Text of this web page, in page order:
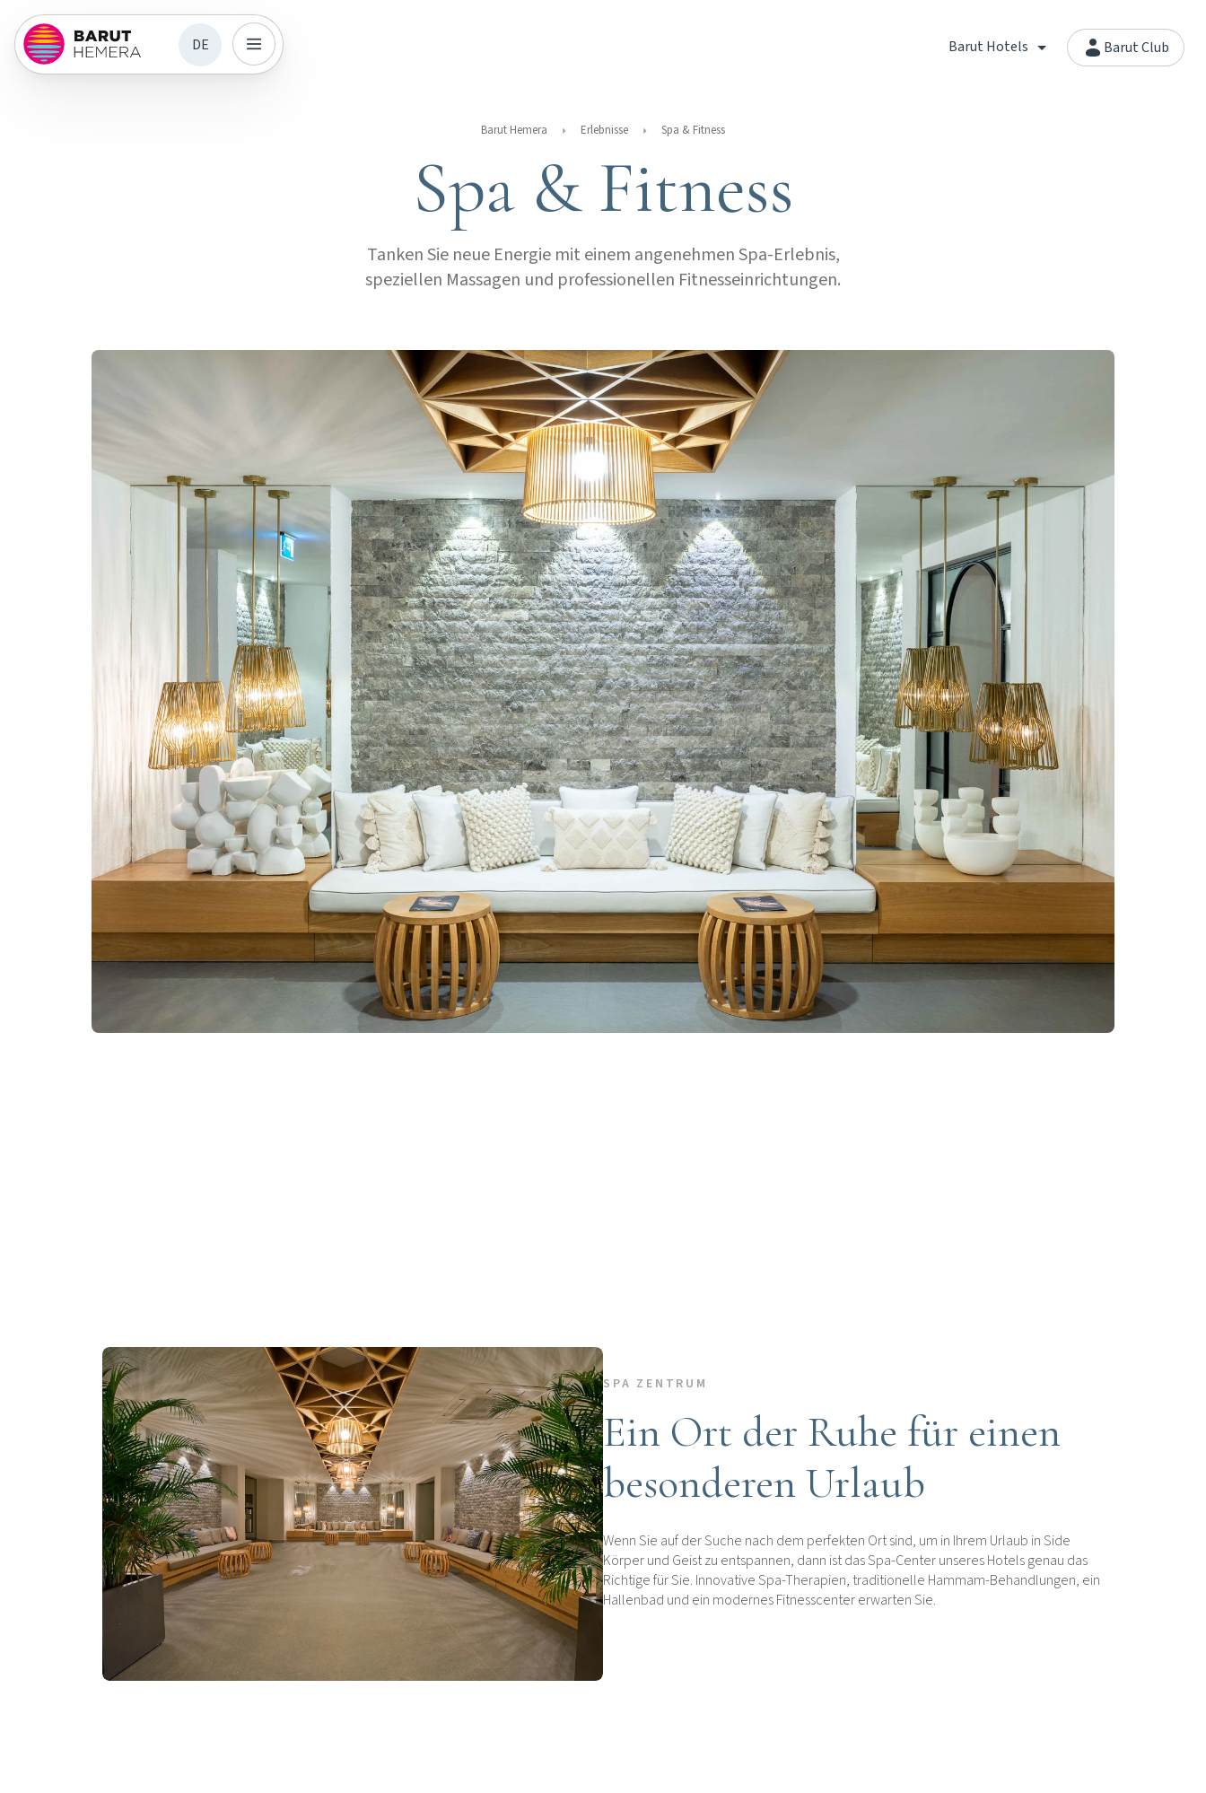
DE Barut Hotels Barut Club
Barut Hemera Erlebnisse Spa & Fitness
Spa & Fitness
Tanken Sie neue Energie mit einem angenehmen Spa-Erlebnis,
speziellen Massagen und professionellen Fitnesseinrichtungen.
SPA ZENTRUM
Ein Ort der Ruhe für einen
besonderen Urlaub
Wenn Sie auf der Suche nach dem perfekten Ort sind, um in Ihrem Urlaub in Side
Körper und Geist zu entspannen, dann ist das Spa-Center unseres Hotels genau das
Richtige für Sie. Innovative Spa-Therapien, traditionelle Hammam-Behandlungen, ein
Hallenbad und ein modernes Fitnesscenter erwarten Sie.